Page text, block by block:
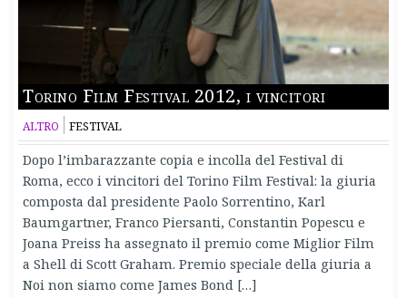
Torino Film Festival 2012, i vincitori
ALTRO FESTIVAL
Dopo l’imbarazzante copia e incolla del Festival di
Roma, ecco i vincitori del Torino Film Festival: la giuria
composta dal presidente Paolo Sorrentino, Karl
Baumgartner, Franco Piersanti, Constantin Popescu e
Joana Preiss ha assegnato il premio come Miglior Film
a Shell di Scott Graham. Premio speciale della giuria a
Noi non siamo come James Bond […]